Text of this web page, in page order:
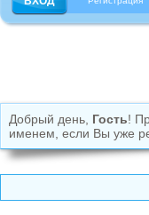
Добрый день, Гость!
именем, если Вы уже